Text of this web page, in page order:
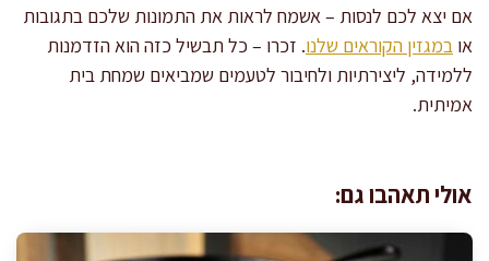
אם יצא לכם לנסות – אשמח לראות את התמונות שלכם בתגובות
או במגזין הקוראים שלנו. זכרו – כל תבשיל כזה הוא הזדמנות
ללמידה, ליצירתיות ולחיבור לטעמים שמביאים שמחת בית
אמיתית.
אולי תאהבו גם: